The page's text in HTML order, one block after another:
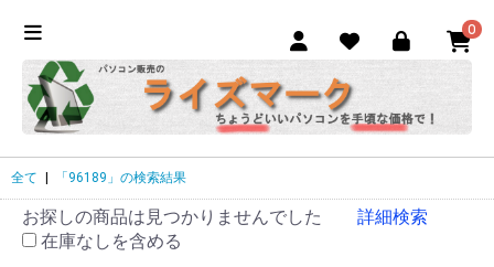
0
全て 「96189」の検索結果
お探しの商品は見つかりませんでした
詳細検索
在庫なしを含める